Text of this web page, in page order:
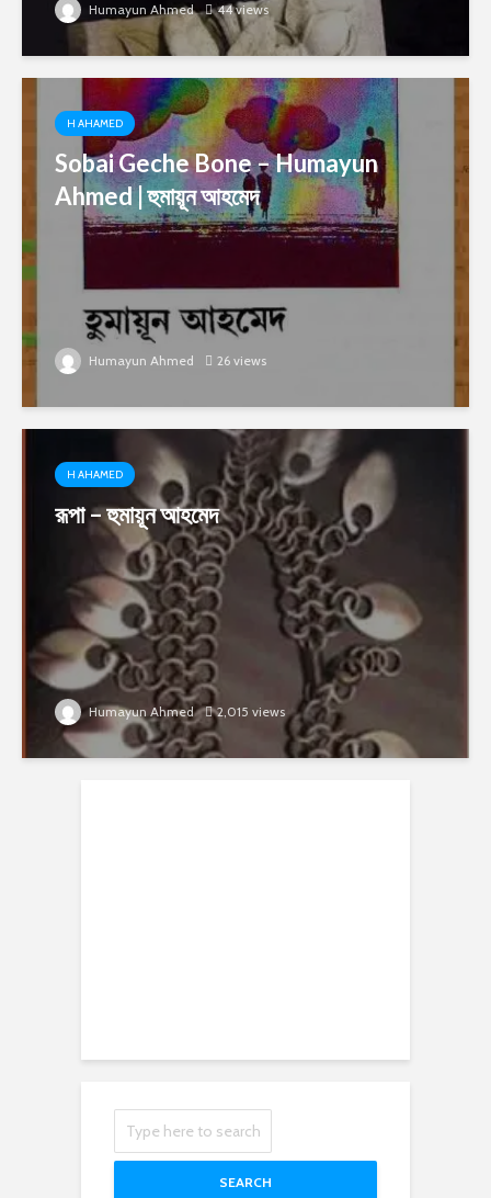
Humayun Ahmed 44 views
H AHAMED
Sobai Geche Bone – Humayun
Ahmed | হুমায়ূন আহমেদ
Humayun Ahmed 26 views
H AHAMED
রূপা – হুমায়ূন আহমেদ
Humayun Ahmed 2,015 views
SEARCH